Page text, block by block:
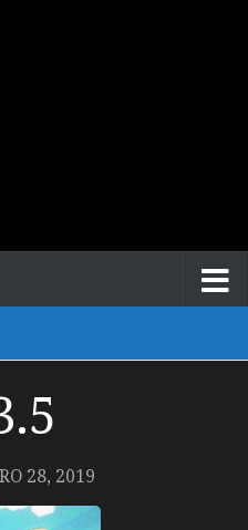
28, 2019